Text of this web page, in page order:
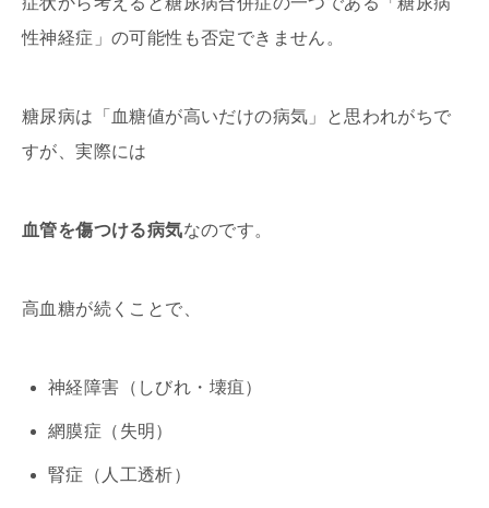
性神経症」の可能性も否定できません。
糖尿病は「血糖値が高いだけの病気」と思われがちで
すが、実際には
血管を傷つける病気なのです。
高血糖が続くことで、
神経障害（しびれ・壊疽）
網膜症（失明）
腎症（人工透析）